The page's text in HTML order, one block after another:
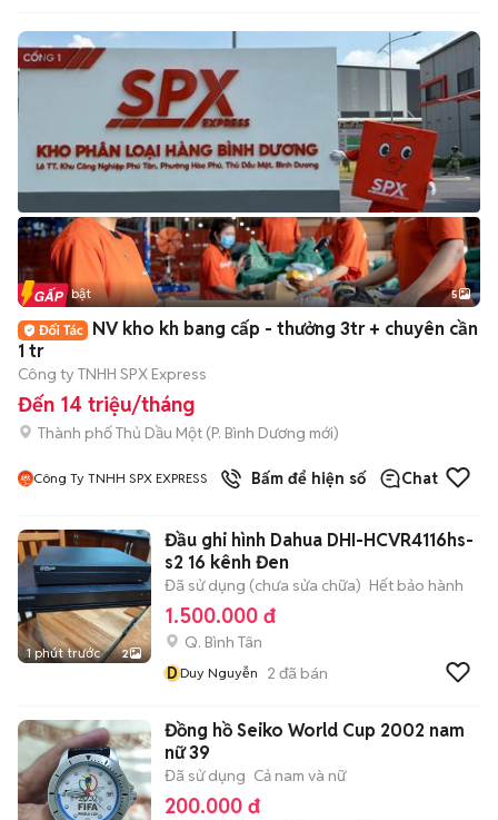
Tin nổi bật 5
NV kho kh bang cấp - thưởng 3tr + chuyên cần
1 tr
Công ty TNHH SPX Express
Đến 14 triệu/tháng
Thành phố Thủ Dầu Một (P. Bình Dương mới)
Công Ty TNHH SPX EXPRESS Bấm để hiện số Chat
1 phút trước 2
Đầu ghi hình Dahua DHI-HCVR4116hs-
s2 16 kênh Đen
Đã sử dụng (chưa sửa chữa) Hết bảo hành
1.500.000 đ
Q. Bình Tân
DDuy Nguyễn 2 đã bán
Đồng hồ Seiko World Cup 2002 nam
nữ 39
Đã sử dụng Cả nam và nữ
200.000 đ